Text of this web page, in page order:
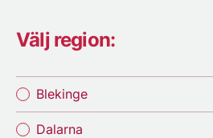
Välj region:
Blekinge
Dalarna